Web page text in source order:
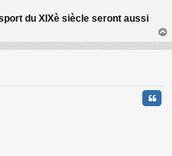
du XIXè siècle seront aussi
au